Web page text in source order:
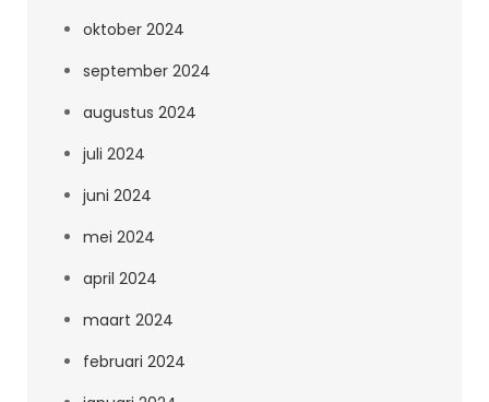
oktober 2024
september 2024
augustus 2024
juli 2024
juni 2024
mei 2024
april 2024
maart 2024
februari 2024